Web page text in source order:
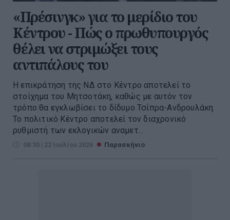
«Πρέσινγκ» για το μερίδιο του
Κέντρου - Πώς ο πρωθυπουργός
θέλει να στριμώξει τους
αντιπάλους του
Η επικράτηση της ΝΔ στο Κέντρο αποτελεί το
στοίχημα του Μητσοτάκη, καθώς με αυτόν τον
τρόπο θα εγκλωβίσει το δίδυμο Τσίπρα-Ανδρουλάκη.
Το πολιτικό Κέντρο αποτελεί τον διαχρονικό
ρυθμιστή των εκλογικών αναμετ...
08:30 | 22 Ιουλίου 2026 Παρασκήνιο